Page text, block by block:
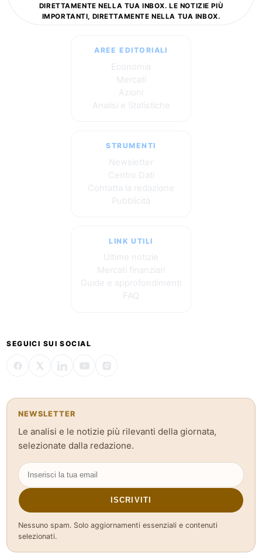
DIRETTAMENTE NELLA TUA INBOX. LE NOTIZIE PIÙ
IMPORTANTI, DIRETTAMENTE NELLA TUA INBOX.
AREE EDITORIALI
Economia
Mercati
Azioni
Analisi e Statistiche
STRUMENTI
Newsletter
Centro Dati
Contatta la redazione
Pubblicità
LINK UTILI
Ultime notizie
Mercati finanziari
Guide e approfondimenti
FAQ
SEGUICI SUI SOCIAL
NEWSLETTER
Le analisi e le notizie più rilevanti della giornata,
selezionate dalla redazione.
ISCRIVITI
Nessuno spam. Solo aggiornamenti essenziali e contenuti
selezionati.